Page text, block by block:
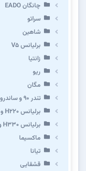
چانگان EADO
سراتو
شاهین
برلیانس V5
زانتیا
ریو
مگان
تندر ۹۰ و ساندرو
برلیانس H220 و H230
برلیانس H330 و H320 و کراس
ماکسیما
تیانا
قشقایی